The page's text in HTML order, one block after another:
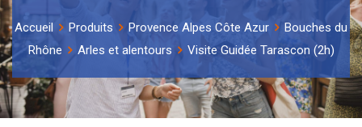
Accueil Produits Provence Alpes Côte Azur
Bouches du
Rhône
Arles et alentours Visite Guidée Tarascon (2h)